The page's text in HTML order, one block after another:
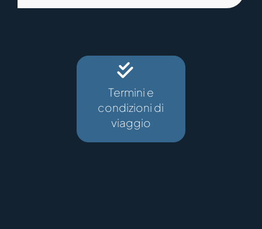
Termini e
condizioni di
viaggio